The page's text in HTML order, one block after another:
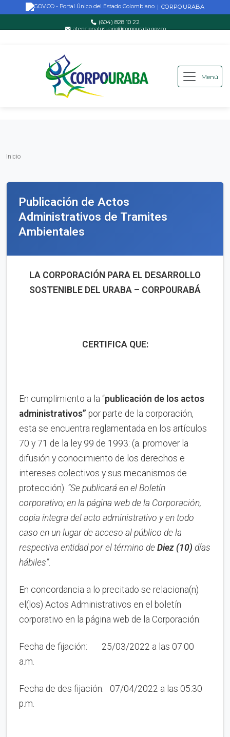
Saltar al contenido principal
| CORPOURABA
(604) 828 10 22
atencionalusuario@corpouraba.gov.co
Menú
Inicio
Publicación de Actos
Administrativos de Tramites
Ambientales
LA CORPORACIÓN PARA EL DESARROLLO
SOSTENIBLE DEL URABA – CORPOURABÁ
CERTIFICA QUE:
En cumplimiento a la “publicación de los actos
administrativos” por parte de la corporación,
esta se encuentra reglamentada en los artículos
70 y 71 de la ley 99 de 1993: (a. promover la
difusión y conocimiento de los derechos e
intereses colectivos y sus mecanismos de
protección). “Se publicará en el Boletín
corporativo; en la página web de la Corporación,
copia íntegra del acto administrativo y en todo
caso en un lugar de acceso al público de la
respectiva entidad por el término de Diez (10) días
hábiles”.
En concordancia a lo precitado se relaciona(n)
el(los) Actos Administrativos en el boletín
corporativo en la página web de la Corporación:
Fecha de fijación: 25/03/2022 a las 07:00
a.m.
Fecha de des fijación: 07/04/2022 a las 05:30
p.m.